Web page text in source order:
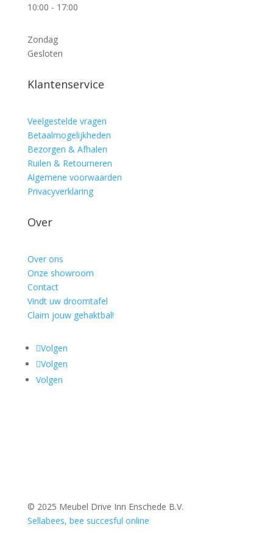
10:00 - 17:00
Zondag
Gesloten
Klantenservice
Veelgestelde vragen
Betaalmogelijkheden
Bezorgen & Afhalen
Ruilen & Retourneren
Algemene voorwaarden
Privacyverklaring
Over
Over ons
Onze showroom
Contact
Vindt uw droomtafel
Claim jouw gehaktbal!
Volgen
Volgen
Volgen
© 2025 Meubel Drive Inn Enschede B.V.
Sellabees, bee succesful online